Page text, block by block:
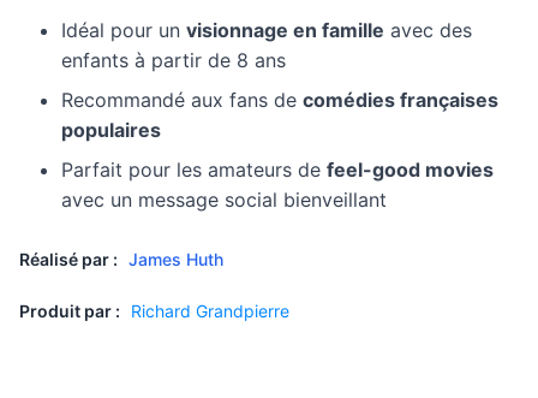
Idéal pour un visionnage en famille avec des
enfants à partir de 8 ans
Recommandé aux fans de comédies françaises
populaires
Parfait pour les amateurs de feel-good movies
avec un message social bienveillant
Réalisé par : James Huth
Produit par : Richard Grandpierre